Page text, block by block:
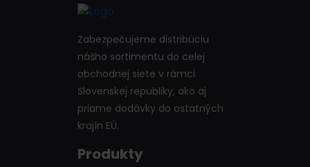
Zabezpečujeme distribúciu
nášho sortimentu do celej
obchodnej siete v rámci
Slovenskej republiky, ako aj
priame dodávky do ostatných
krajín EÚ.
Produkty